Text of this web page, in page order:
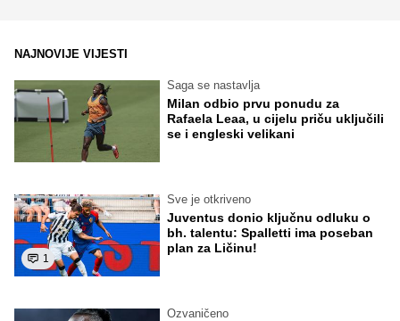
NAJNOVIJE VIJESTI
Saga se nastavlja
Milan odbio prvu ponudu za
Rafaela Leaa, u cijelu priču uključili
se i engleski velikani
1
Sve je otkriveno
Juventus donio ključnu odluku o
bh. talentu: Spalletti ima poseban
plan za Ličinu!
Ozvaničeno